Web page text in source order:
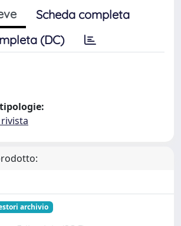
Scheda completa
(DC)
archivio